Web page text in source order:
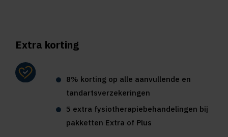
Extra korting
8% korting op alle aanvullende en
tandartsverzekeringen
5 extra fysiotherapiebehandelingen bij
pakketten Extra of Plus